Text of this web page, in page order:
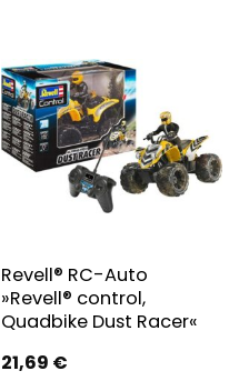
Revell® RC-Auto
»Revell® control,
Quadbike Dust Racer«
21,69 €